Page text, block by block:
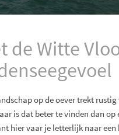
de Witte
op de oever trekt
is dat beter te vinden dan
hier vaar je letterlijk naar